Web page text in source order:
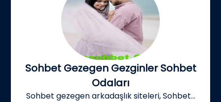
Sohbet Gezegen Gezginler Sohbet
Odaları
Sohbet gezegen arkadaşlık siteleri, Sohbet...